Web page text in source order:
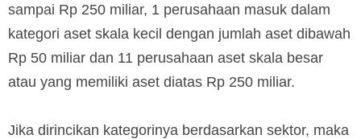
sampai Rp 250 miliar, 1 perusahaan masuk dalam
kategori aset skala kecil dengan jumlah aset dibawah
Rp 50 miliar dan 11 perusahaan aset skala besar
atau yang memiliki aset diatas Rp 250 miliar.
Jika dirincikan kategorinya berdasarkan sektor, maka